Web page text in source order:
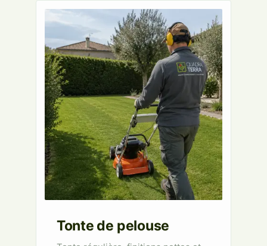
Tonte de pelouse